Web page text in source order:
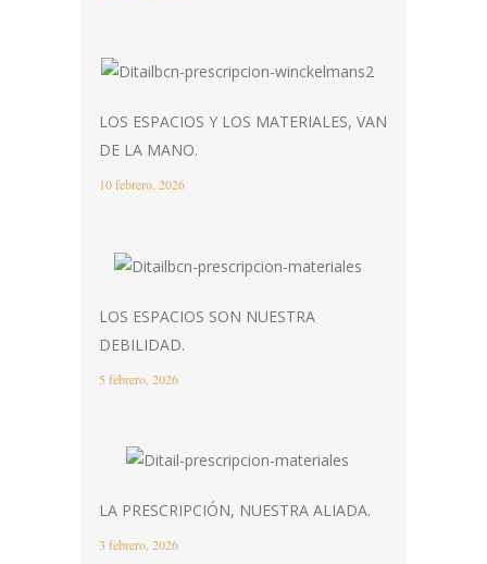
LOS ESPACIOS Y LOS MATERIALES, VAN
DE LA MANO.
10 febrero, 2026
LOS ESPACIOS SON NUESTRA
DEBILIDAD.
5 febrero, 2026
LA PRESCRIPCIÓN, NUESTRA ALIADA.
3 febrero, 2026